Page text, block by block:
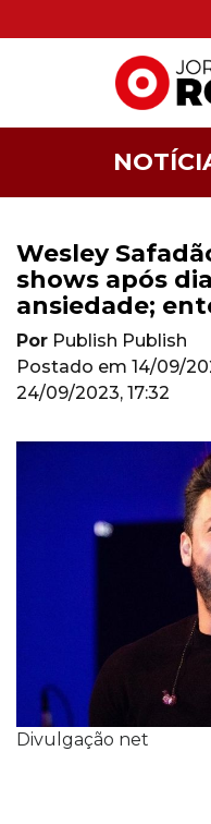
Wesley
shows após
ansiedade;
Por Publish Publish
Postado em 14/09/
24/09/2023, 17:32
Divulgação net